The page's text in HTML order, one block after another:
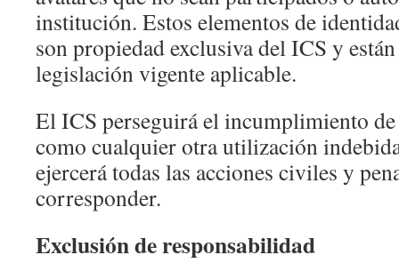
institución. Estos elementos de
son propiedad exclusiva del ICS y
legislación vigente aplicable.
El ICS perseguirá el incumplimiento de
como cualquier otra utilización
ejercerá todas las acciones civiles y
corresponder.
Exclusión de responsabilidad